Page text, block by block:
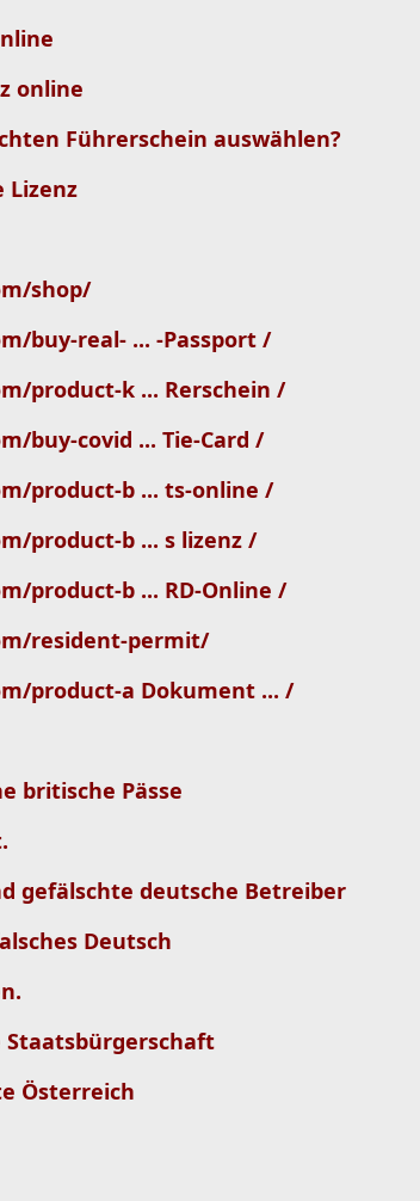
online
Führerschein auswählen?
Lizenz
shop/
buy-real- ... -Passport /
product-k ... Rerschein /
buy-covid ... Tie-Card /
product-b ... ts-online /
product-b ... s lizenz /
product-b ... RD-Online /
resident-permit/
product-a Dokument ... /
britische Pässe
gefälschte deutsche Betreiber
Deutsch
Österreich